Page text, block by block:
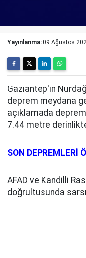
Yayınlanma: 09 Ağustos
Gaziantep'in
deprem meydana
açıklamada
7.44 metre
SON DEPREMLERİ
AFAD ve Kandilli
doğrultusunda